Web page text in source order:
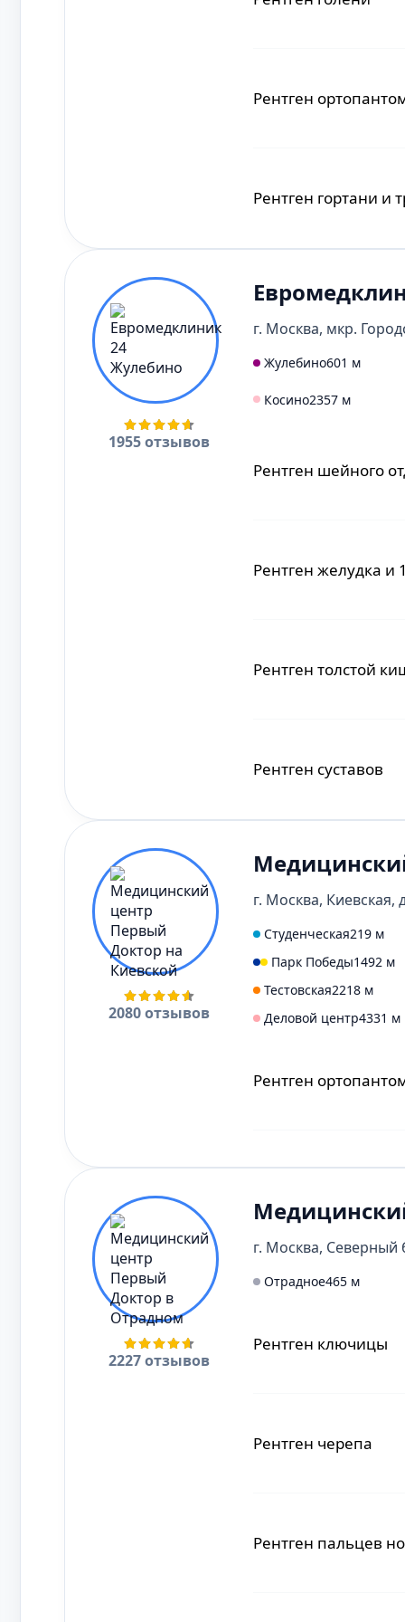
Рентген
Рентген гортани и
Рентген
Рентген
Рентген височно-
Рентген плечевого
Рентген
Рентген
1955 отзывов
г. Москва, мкр.
Жулебино601 м
Косино2357 м
Рентген шейного
Рентген желудка и
Рентген толстой
Рентген суставов
Рентген
Рентген стопы или
Рентген
2080 отзывов
г. Москва, Киевская,
Студенческая219 м
Парк Победы1492 м
Тестовская2218 м
Деловой центр4331 м
Рентген
2227 отзывов
г. Москва, Северный
Отрадное465 м
Рентген ключицы
Рентген черепа
Рентген пальцев